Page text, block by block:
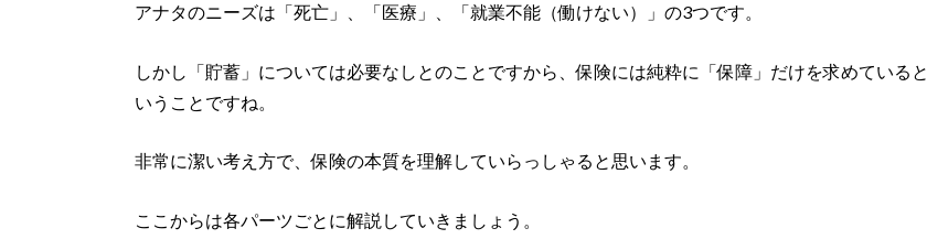
アナタのニーズは「死亡」、「医療」、「就業不能（働けない）」の3つです。
しかし「貯蓄」については必要なしとのことですから、保険には純粋に「保障」だけを求めていると
いうことですね。
非常に潔い考え方で、保険の本質を理解していらっしゃると思います。
ここからは各パーツごとに解説していきましょう。